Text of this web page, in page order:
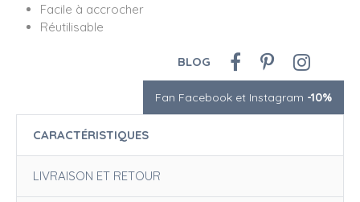
Facile à accrocher
Réutilisable
BLOG
Fan Facebook et Instagram -10%
CARACTÉRISTIQUES
LIVRAISON ET RETOUR